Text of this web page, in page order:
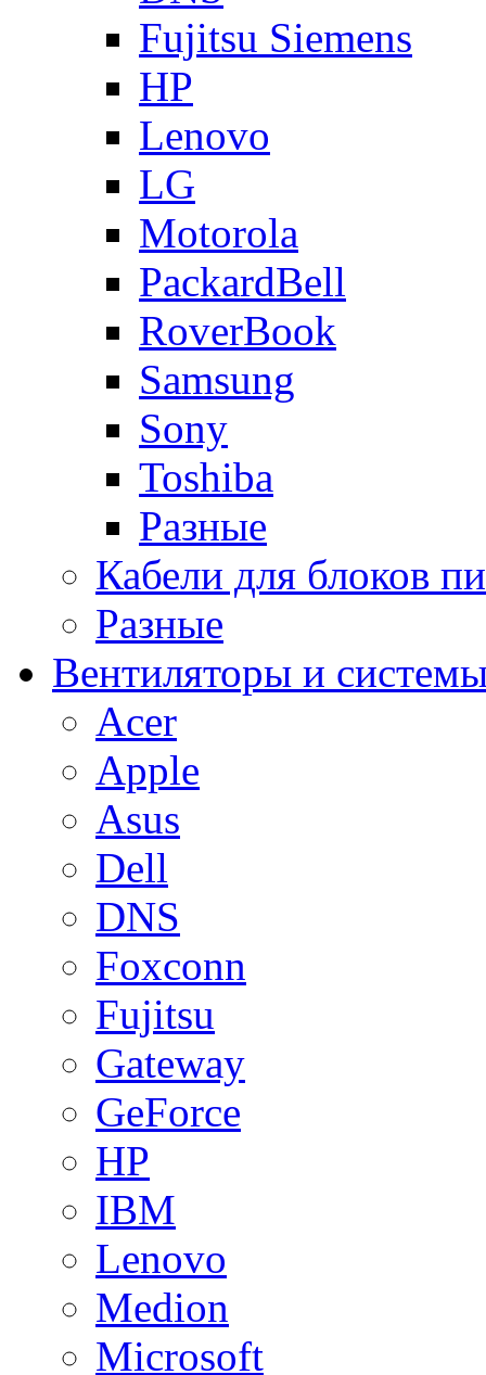
Fujitsu Siemens
HP
Lenovo
LG
Motorola
PackardBell
RoverBook
Samsung
Sony
Toshiba
Разные
Кабели для блоков
Разные
Вентиляторы и
Acer
Apple
Asus
Dell
DNS
Foxconn
Fujitsu
Gateway
GeForce
HP
IBM
Lenovo
Medion
Microsoft